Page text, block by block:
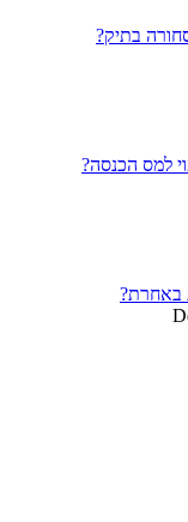
בתיק?
למס הכנסה?
באחרת?